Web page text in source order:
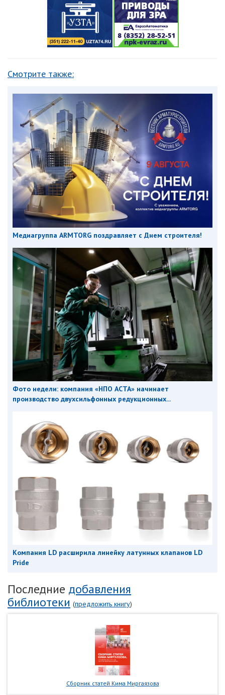
Смотрите также:
Медиагруппа ARMTORG поздравляет с Днем строителя!
Фото недели: компания «НПО АСТА» начинает
производство двухсильфонных редукционных...
Компания LD расширила линейку латунных клапанов LD
Pride
Последние добавления
библиотеки (предложить книгу)
Сборник статей Кима Миргаязова